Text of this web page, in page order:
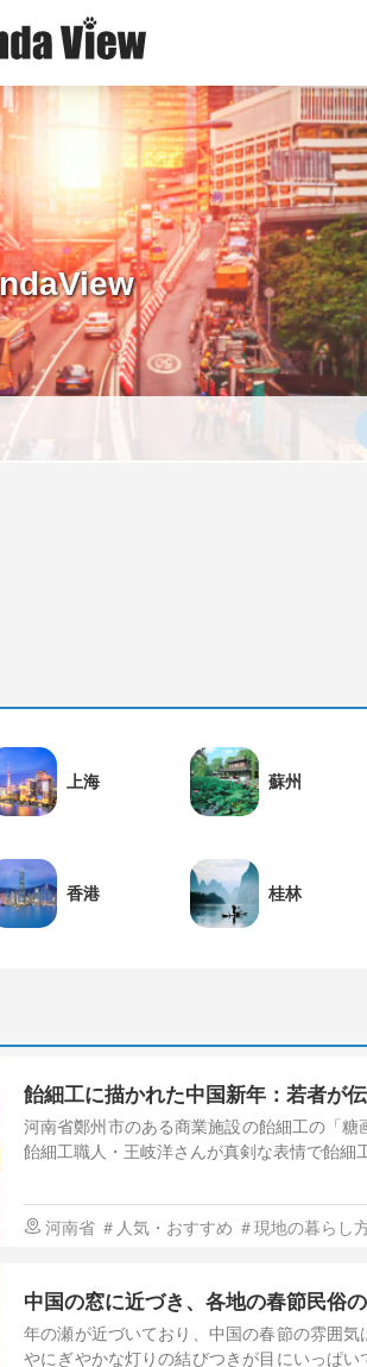
上海 蘇州
香港 桂林
飴細工に描かれた中国新年：若者が
河南省鄭州市のある商業施設の飴細工の「
飴細工職人・王岐洋さんが真剣な表情で飴細
河南省 ＃人気・おすすめ ＃現地の暮らし
中国の窓に近づき、各地の春節民俗
年の瀬が近づいており、中国の春節の雰囲
やにぎやかな灯りの結びつきが目にいっぱい